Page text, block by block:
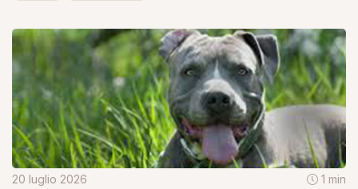
20 luglio 2026 1 min